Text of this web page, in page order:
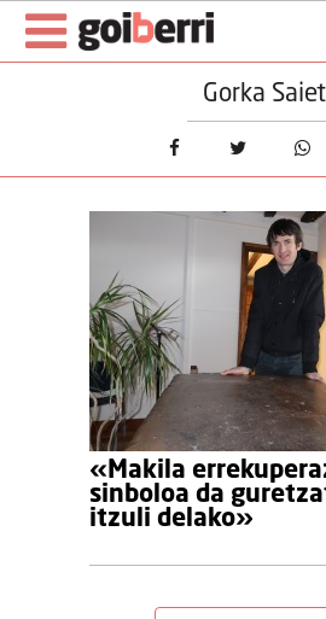
Gorka
«Makila
sinboloa da
itzuli delako»